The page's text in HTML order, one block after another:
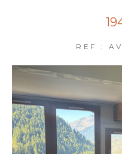
REF :